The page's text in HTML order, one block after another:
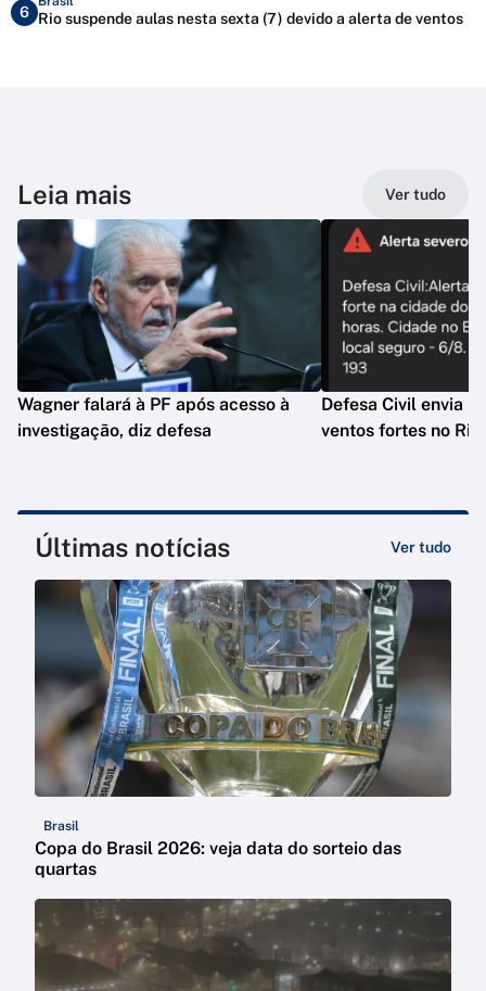
6 Rio suspende aulas nesta sexta (7) devido a alerta de ventos
Leia mais Ver tudo
Wagner falará à PF após acesso à
investigação, diz defesa
Defesa Civil envia
ventos fortes no Rio
Últimas notícias Ver tudo
Brasil
Copa do Brasil 2026: veja data do sorteio das
quartas